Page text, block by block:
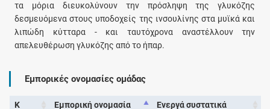
τα μόρια διευκολύνουν την πρόσληψη της γλυκόζης
δεσμευόμενα στους υποδοχείς της ινσουλίνης στα μυϊκά και
λιπώδη κύτταρα - και ταυτόχρονα αναστέλλουν την
απελευθέρωση γλυκόζης από το ήπαρ.
Εμπορικές ονομασίες ομάδας
Κ Εμπορική ονομασία Ενεργά συστατικά